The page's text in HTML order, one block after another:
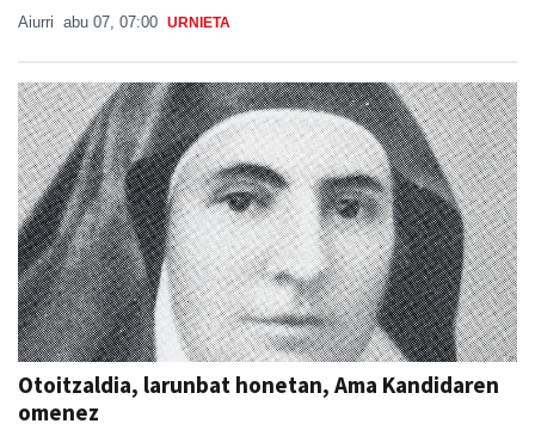
Aiurri abu 07, 07:00 URNIETA
Otoitzaldia, larunbat honetan, Ama Kandidaren
omenez